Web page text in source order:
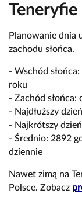
Teneryfie
Planowanie dnia
zachodu słońca.
- Wschód
roku
- Zachód słońca:
- Najdłuższy
- Najkrótszy
- Średnio: 2892
dziennie
Nawet zimą na
Polsce. Zobacz